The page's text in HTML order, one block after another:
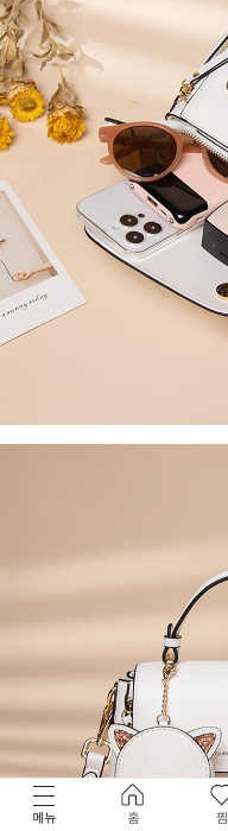
메뉴 홈 찜